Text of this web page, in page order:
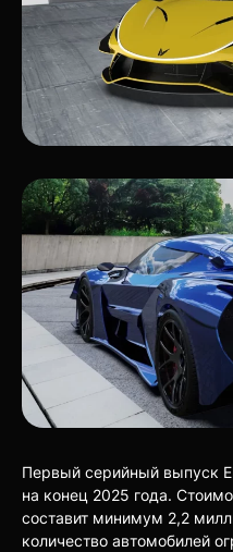
Первый серийный выпуск
на конец 2025 года.
составит минимум 2,2
количество автомобилей